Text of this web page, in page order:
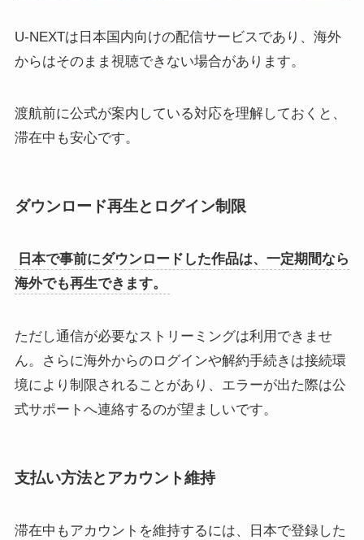
U-NEXTは日本国内向けの配信サービスであり、海外
からはそのまま視聴できない場合があります。
渡航前に公式が案内している対応を理解しておくと、
滞在中も安心です。
ダウンロード再生とログイン制限
日本で事前にダウンロードした作品は、一定期間なら
海外でも再生できます。
ただし通信が必要なストリーミングは利用できませ
ん。さらに海外からのログインや解約手続きは接続環
境により制限されることがあり、エラーが出た際は公
式サポートへ連絡するのが望ましいです。
支払い方法とアカウント維持
滞在中もアカウントを維持するには、日本で登録した